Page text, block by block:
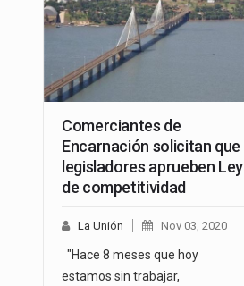
Comerciantes de
Encarnación solicitan que
legisladores aprueben Ley
de competitividad
La Unión Nov 03, 2020
"Hace 8 meses que hoy
estamos sin trabajar,